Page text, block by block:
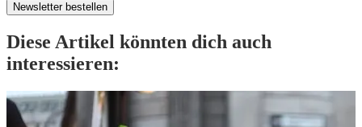
Newsletter bestellen
Diese Artikel könnten dich auch
interessieren: